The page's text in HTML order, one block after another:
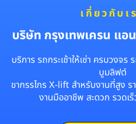
เกี่ยวกับเ
บริษัท กรุงเทพเครน แอ
บริการ รถกระเช้าให้เช่า ครบวงจร
บูมลิฟต์
ขากรรไกร X-lift สำหรับงานที่สูง
งานมืออาชีพ สะดวก รวดเ